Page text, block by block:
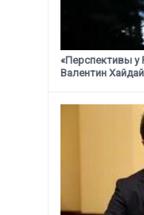
«Перспективы у
Валентин Хайдай